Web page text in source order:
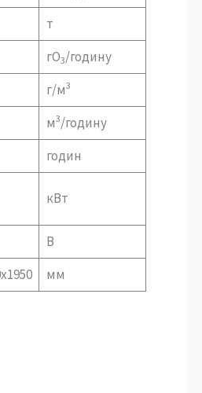
т
гО3/годину
г/м3
м3/годину
годин
кВт
В
мм